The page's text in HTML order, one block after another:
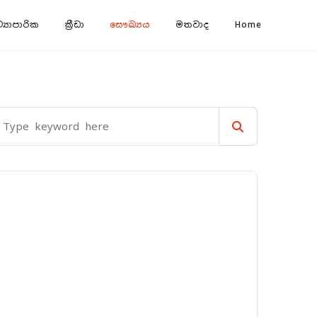
ක්‍රීඩා සෞඛ්‍යය මතවාද Home